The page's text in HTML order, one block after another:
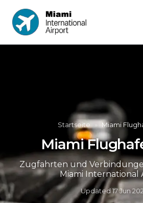
Startseite » Miami
Miami
Zugfahrten und
Miami International
Updated17 Jun